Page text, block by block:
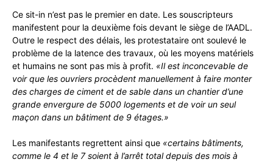
Ce sit-in n’est pas le premier en date. Les souscripteurs
manifestent pour la deuxième fois devant le siège de l’AADL.
Outre le respect des délais, les protestataire ont soulevé le
problème de la latence des travaux, où les moyens matériels
et humains ne sont pas mis à profit. «Il est inconcevable de
voir que les ouvriers procèdent manuellement à faire monter
des charges de ciment et de sable dans un chantier d’une
grande envergure de 5000 logements et de voir un seul
maçon dans un bâtiment de 9 étages.»
Les manifestants regrettent ainsi que «certains bâtiments,
comme le 4 et le 7 soient à l’arrêt total depuis des mois à